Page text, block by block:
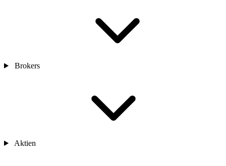
Brokers
Aktien